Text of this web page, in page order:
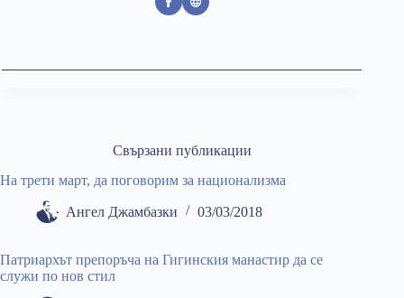
Свързани публикации
На трети март, да поговорим за национализма
Ангел Джамбазки 03/03/2018
Патриархът препоръча на Гигинския манастир да се
служи по нов стил